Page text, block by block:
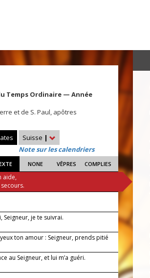
Temps Ordinaire — Année
et de S. Paul, apôtres
Suisse |
Note sur les calendriers
NONE VÊPRES COMPLIES
aide,
Seigneur, je te suivrai.
ton amour : Seigneur, prends pitié
au Seigneur, et lui m’a guéri.